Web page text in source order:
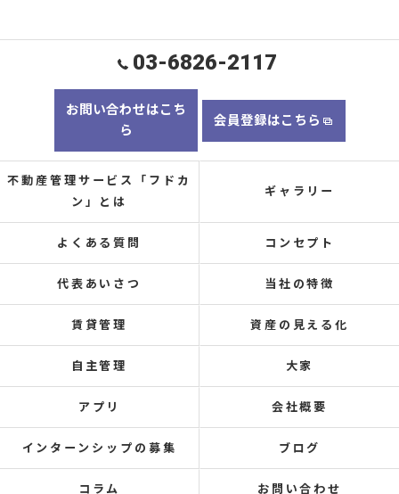
03-6826-2117
お問い合わせはこち
ら
会員登録はこちら
不動産管理サービス「フドカ
ン」とは
ギャラリー
よくある質問 コンセプト
代表あいさつ 当社の特徴
賃貸管理 資産の見える化
自主管理 大家
アプリ 会社概要
インターンシップの募集 ブログ
コラム お問い合わせ